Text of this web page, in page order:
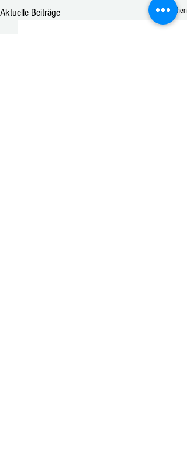
Aktuelle Beiträge Alle ansehen